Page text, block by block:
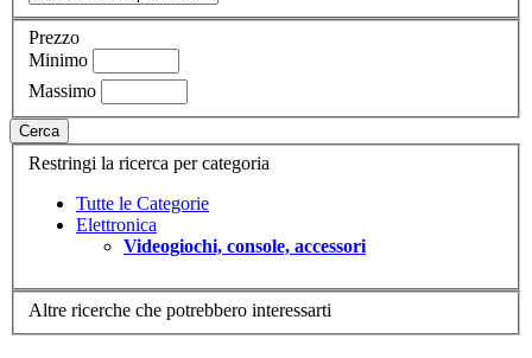
Prezzo
Minimo
Massimo
Cerca
Restringi la ricerca per categoria
Tutte le Categorie
Elettronica
Videogiochi, console, accessori
Altre ricerche che potrebbero interessarti